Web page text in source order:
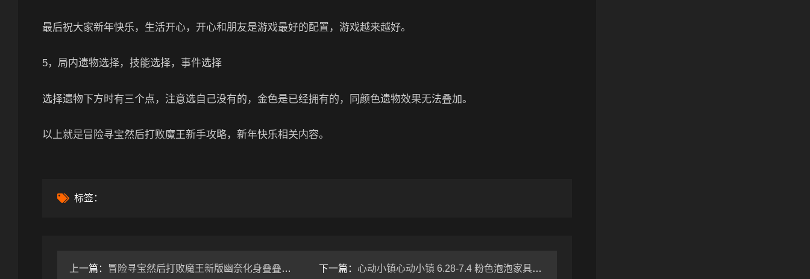
最后祝大家新年快乐，生活开心，开心和朋友是游戏最好的配置，游戏越来越好。
5，局内遗物选择，技能选择，事件选择
选择遗物下方时有三个点，注意选自己没有的，金色是已经拥有的，同颜色遗物效果无法叠加。
以上就是冒险寻宝然后打败魔王新手攻略，新年快乐相关内容。
标签：
上一篇： 冒险寻宝然后打败魔王新版幽奈化身叠叠乐方法（弱点打击） 下一篇： 心动小镇心动小镇 6.28-7.4 粉色泡泡家具全位置攻略